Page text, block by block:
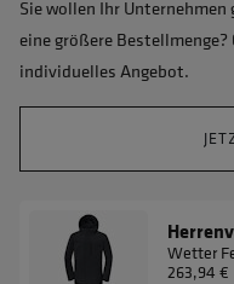
Sie wollen Ihr
eine größere
individuelles Angebot.
Wetter
263,94 €